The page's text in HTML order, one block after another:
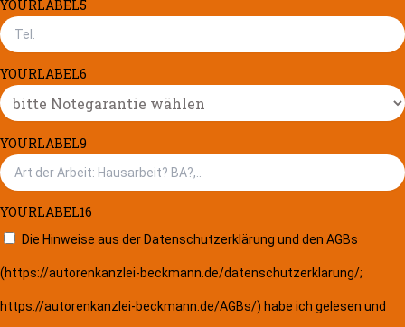
YOURLABEL5
YOURLABEL6
YOURLABEL9
YOURLABEL16
Die Hinweise aus der Datenschutzerklärung und den AGBs
(https://autorenkanzlei-beckmann.de/datenschutzerklarung/;
https://autorenkanzlei-beckmann.de/AGBs/) habe ich gelesen und